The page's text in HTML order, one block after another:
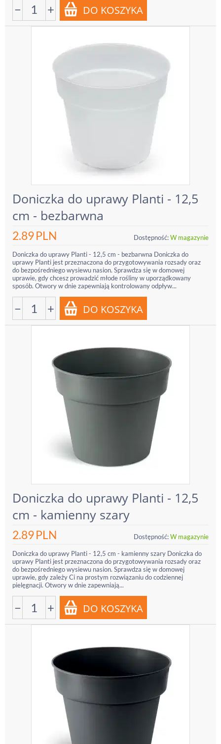
− +
Doniczka do uprawy Planti - 12,5
cm - bezbarwna
2.89PLN Dostępność:W magazynie
Doniczka do uprawy Planti - 12,5 cm - bezbarwna Doniczka do
uprawy Planti jest przeznaczona do przygotowywania rozsady oraz
do bezpośredniego wysiewu nasion. Sprawdza się w domowej
uprawie, gdy chcesz prowadzić młode rośliny w uporządkowany
sposób. Otwory w dnie zapewniają kontrolowany odpływ...
− +
Doniczka do uprawy Planti - 12,5
cm - kamienny szary
2.89PLN Dostępność:W magazynie
Doniczka do uprawy Planti - 12,5 cm - kamienny szary Doniczka do
uprawy Planti jest przeznaczona do przygotowywania rozsady oraz
do bezpośredniego wysiewu nasion. Sprawdza się w domowej
uprawie, gdy zależy Ci na prostym rozwiązaniu do codziennej
pielęgnacji. Otwory w dnie zapewniają...
− +